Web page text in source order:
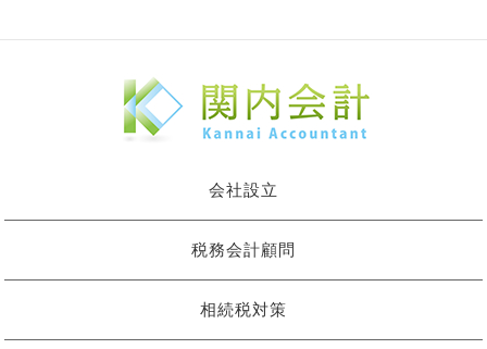
会社設立
税務会計顧問
相続税対策